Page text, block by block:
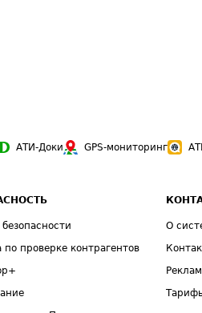
АТИ-Доки GPS-мониторинг
безопасности
по проверке контрагентов
О